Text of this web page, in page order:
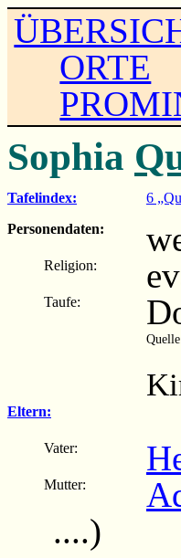
ORTE
Sophia
Tafelindex: 6
Personendaten:
Religion:
Taufe:
Eltern:
Vater:
Mutter:
....)